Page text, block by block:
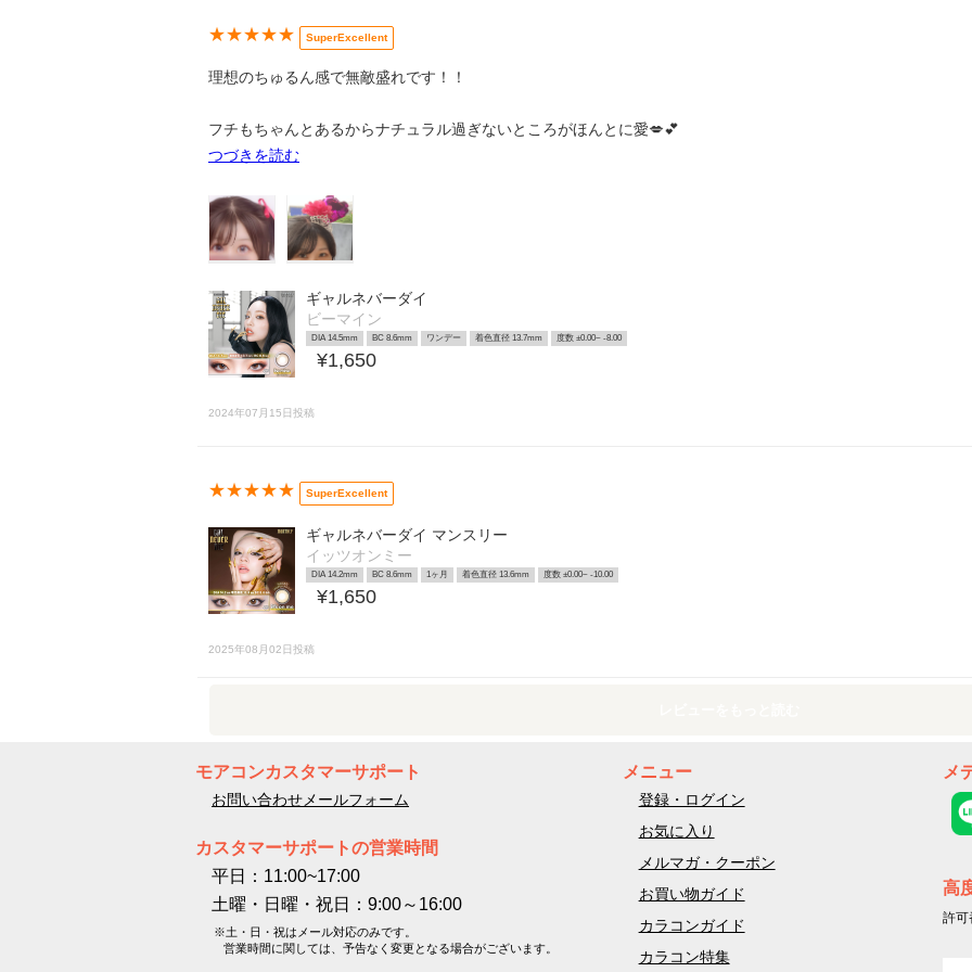
★★★★★ SuperExcellent
理想のちゅるん感で無敵盛れです！！
フチもちゃんとあるからナチュラル過ぎないところがほんとに愛💋💕
つづきを読む
ギャルネバーダイ
ビーマイン
DIA 14.5mm BC 8.6mm ワンデー 着色直径 13.7mm 度数 ±0.00~ -8.00
¥1,650
2024年07月15日投稿
★★★★★ SuperExcellent
ギャルネバーダイ マンスリー
イッツオンミー
DIA 14.2mm BC 8.6mm 1ヶ月 着色直径 13.6mm 度数 ±0.00~ -10.00
¥1,650
2025年08月02日投稿
モアコンカスタマーサポート
お問い合わせメールフォーム
カスタマーサポートの営業時間
平日：11:00~17:00
土曜・日曜・祝日：9:00～16:00
※土・日・祝はメール対応のみです。
営業時間に関しては、予告なく変更となる場合がございます。
メニュー
登録・ログイン
お気に入り
メルマガ・クーポン
お買い物ガイド
カラコンガイド
カラコン特集
メ
高
許可